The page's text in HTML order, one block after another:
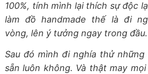
100%, tính mình lại thích sự độc
làm đồ handmade thế là đi
vòng, lên ý tưởng ngay trong đầu.
Sau đó mình đi nghía thử
sẵn luôn không. Và thật may